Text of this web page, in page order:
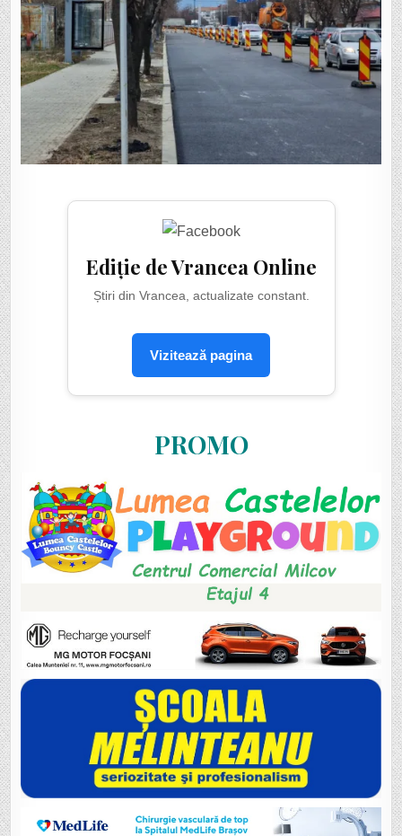
Ediție de Vrancea Online
Știri din Vrancea, actualizate constant.
Vizitează pagina
PROMO